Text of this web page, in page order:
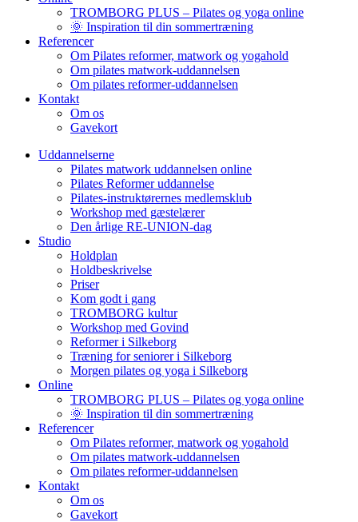
TROMBORG PLUS – Pilates og yoga online
🌞 Inspiration til din sommertræning
Referencer
Om Pilates reformer, matwork og yogahold
Om pilates matwork-uddannelsen
Om pilates reformer-uddannelsen
Kontakt
Om os
Gavekort
Uddannelserne
Pilates matwork uddannelsen online
Pilates Reformer uddannelse
Pilates-instruktørernes medlemsklub
Workshop med gæstelærer
Den årlige RE-UNION-dag
Studio
Holdplan
Holdbeskrivelse
Priser
Kom godt i gang
TROMBORG kultur
Workshop med Govind
Reformer i Silkeborg
Træning for seniorer i Silkeborg
Morgen pilates og yoga i Silkeborg
Online
TROMBORG PLUS – Pilates og yoga online
🌞 Inspiration til din sommertræning
Referencer
Om Pilates reformer, matwork og yogahold
Om pilates matwork-uddannelsen
Om pilates reformer-uddannelsen
Kontakt
Om os
Gavekort